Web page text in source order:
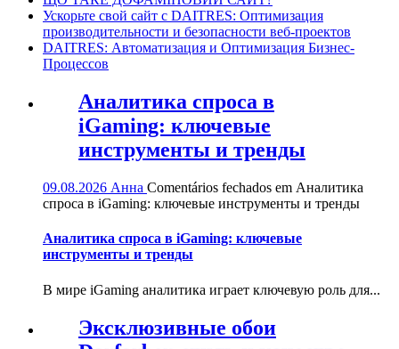
Ускорьте свой сайт с DAITRES: Оптимизация
производительности и безопасности веб-проектов
DAITRES: Автоматизация и Оптимизация Бизнес-
Процессов
Аналитика спроса в
iGaming: ключевые
инструменты и тренды
09.08.2026 Анна Comentários fechados em Аналитика
спроса в iGaming: ключевые инструменты и тренды
Аналитика спроса в iGaming: ключевые
инструменты и тренды
В мире iGaming аналитика играет ключевую роль для...
Эксклюзивные обои